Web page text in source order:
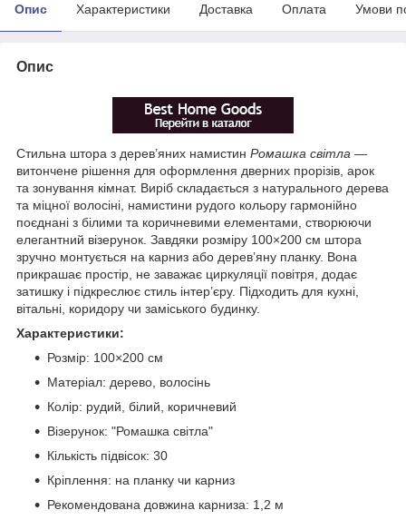
Опис Характеристики Доставка Оплата Умови
Опис
Стильна штора з дерев’яних намистин Ромашка світла —
витончене рішення для оформлення дверних прорізів, арок
та зонування кімнат. Виріб складається з натурального дерева
та міцної волосіні, намистини рудого кольору гармонійно
поєднані з білими та коричневими елементами, створюючи
елегантний візерунок. Завдяки розміру 100×200 см штора
зручно монтується на карниз або дерев’яну планку. Вона
прикрашає простір, не заважає циркуляції повітря, додає
затишку і підкреслює стиль інтер’єру. Підходить для кухні,
вітальні, коридору чи заміського будинку.
Характеристики:
Розмір: 100×200 см
Матеріал: дерево, волосінь
Колір: рудий, білий, коричневий
Візерунок: "Ромашка світла"
Кількість підвісок: 30
Кріплення: на планку чи карниз
Рекомендована довжина карниза: 1,2 м